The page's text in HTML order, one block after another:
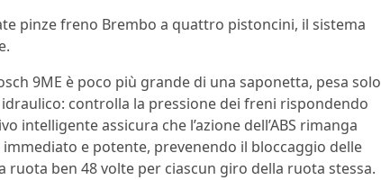
pinze freno Brembo a quattro pistoncini, il sistema
9ME è poco più grande di una saponetta, pesa solo
controlla la pressione dei freni rispondendo
assicura che l’azione dell’ABS rimanga
e potente, prevenendo il bloccaggio delle
ben 48 volte per ciascun giro della ruota stessa.